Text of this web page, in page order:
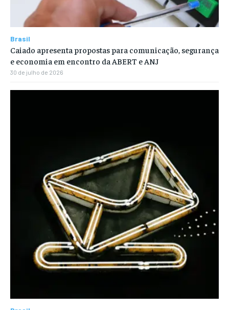
Brasil
Caiado apresenta propostas para comunicação, segurança
e economia em encontro da ABERT e ANJ
30 de julho de 2026